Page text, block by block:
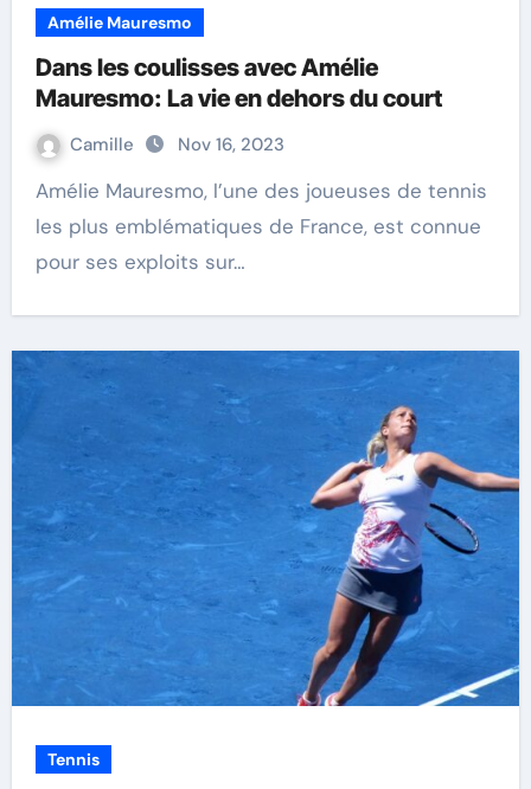
Amélie Mauresmo
Dans les coulisses avec Amélie
Mauresmo: La vie en dehors du court
Camille Nov 16, 2023
Amélie Mauresmo, l’une des joueuses de tennis
les plus emblématiques de France, est connue
pour ses exploits sur…
Tennis